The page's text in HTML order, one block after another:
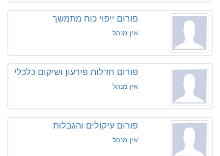
פורום ייפוי כוח מתמשך
אין מנהל
פורום חדלות פירעון ושיקום כלכלי
אין מנהל
פורום עיקולים והגבלות
אין מנהל